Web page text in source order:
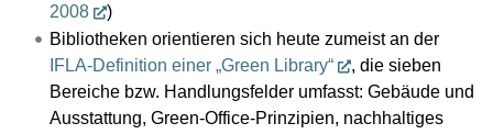
2008
)
Bibliotheken orientieren sich heute zumeist an der
IFLA-Definition einer „Green Library“
, die sieben
Bereiche bzw. Handlungsfelder umfasst: Gebäude und
Ausstattung, Green-Office-Prinzipien, nachhaltiges